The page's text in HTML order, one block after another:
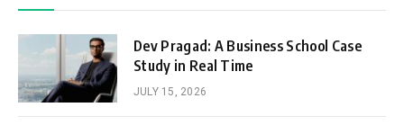
Dev Pragad: A Business School Case
Study in Real Time
JULY 15, 2026